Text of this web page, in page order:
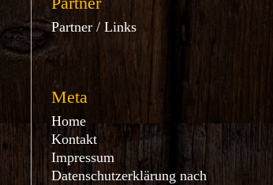
Partner / Links
Meta
Home
Kontakt
Impressum
Datenschutzerklärung nach